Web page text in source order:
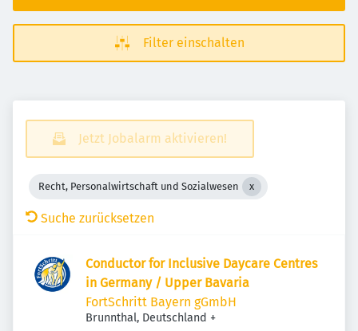
Filter einschalten
Jetzt Jobalarm aktivieren!
Recht, Personalwirtschaft und Sozialwesen
Suche zurücksetzen
Conductor for Inclusive Daycare Centres
in Germany / Upper Bavaria
FortSchritt Bayern gGmbH
Brunnthal, Deutschland +